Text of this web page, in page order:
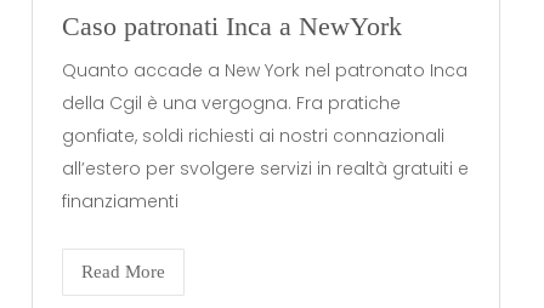
Caso patronati Inca a NewYork
Quanto accade a New York nel patronato Inca
della Cgil è una vergogna. Fra pratiche
gonfiate, soldi richiesti ai nostri connazionali
all’estero per svolgere servizi in realtà gratuiti e
finanziamenti
Read More